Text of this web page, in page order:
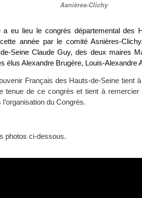
Asnières-Clichy
a eu lieu le congrès départemental des
année par le comité Asnières-
Seine Claude Guy, des deux maires
élus Alexandre Brugère, Louis-Alexandre
Français des Hauts-de-Seine tient à
tenue de ce congrès et tient à remercier
l’organisation du Congrès.
photos ci-dessous.